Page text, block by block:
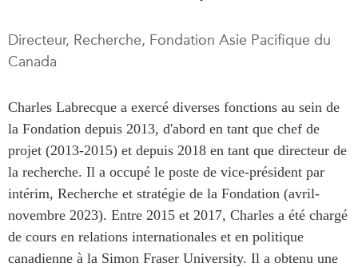
RECHERCHE
Asie du Sud-Est
Asie du Nord
Asie du Sud
Auteurs
Nos Experts
PUBLICATIONS
Observatoire Asie
Perspectives
Dépêches
Rapports et notes de
synthèse
Réflexions stratégiques
Directeur, Recherche, Fondation Asie Pacifique du
Canada
Charles Labrecque a exercé diverses fonctions au sein de
la Fondation depuis 2013, d'abord en tant que chef de
projet (2013-2015) et depuis 2018 en tant que directeur de
la recherche. Il a occupé le poste de vice-président par
intérim, Recherche et stratégie de la Fondation (avril-
novembre 2023). Entre 2015 et 2017, Charles a été chargé
de cours en relations internationales et en politique
canadienne à la Simon Fraser University. Il a obtenu une